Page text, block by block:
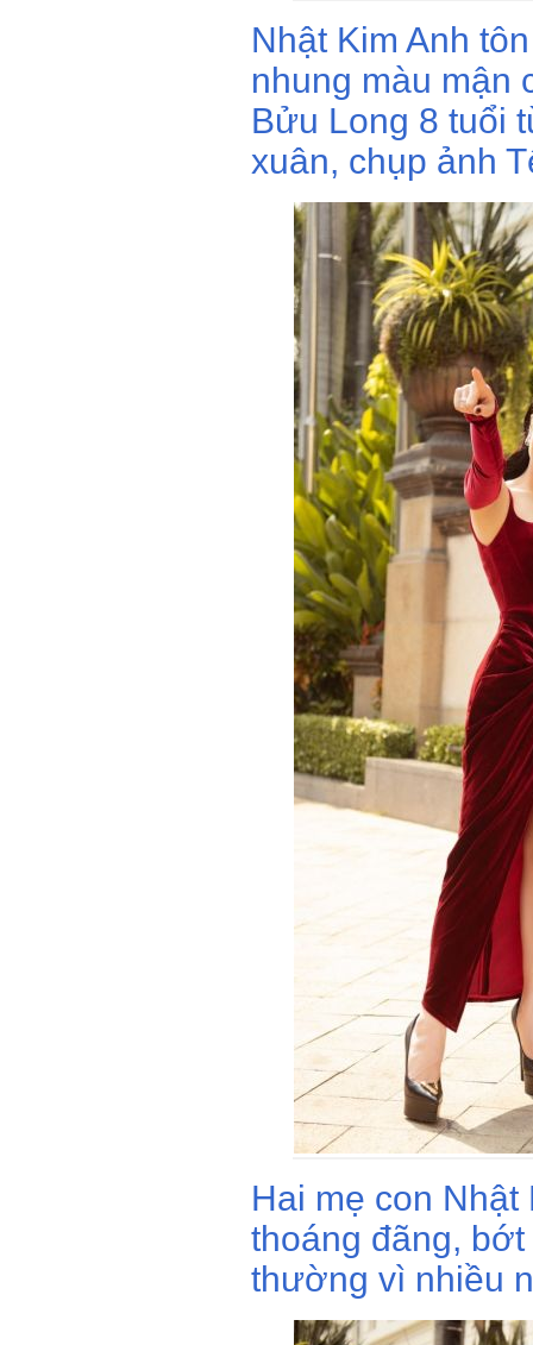
Nhật Kim Anh
nhung màu mận
Bửu Long 8 tuổi
xuân, chụp ảnh
Hai mẹ con Nhật
thoáng đãng,
thường vì nhiều